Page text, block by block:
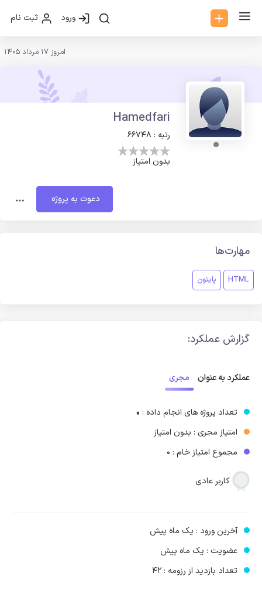
ورود ثبت نام
امروز 17 مرداد 1405
Hamedfari
رتبه : 66748
بدون امتیاز
دعوت به پروژه
مهارت‌ها
HTML پایتون
گزارش عملکرد:
عملکرد به عنوان مجری
تعداد پروژه های انجام داده : 0
امتیاز مجری : بدون امتیاز
مجموع امتیاز خام : 0
کاربر عادی
آخرین ورود : یک ماه پیش
عضویت : یک ماه پیش
تعداد بازدید از رزومه : 42